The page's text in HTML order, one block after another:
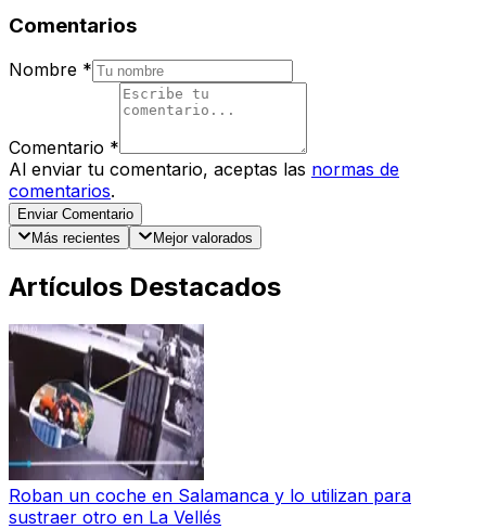
Comentarios
Nombre *
Comentario *
Al enviar tu comentario, aceptas las normas de
comentarios.
Enviar Comentario
Más recientes
Mejor valorados
Artículos Destacados
Roban un coche en Salamanca y lo utilizan para
sustraer otro en La Vellés